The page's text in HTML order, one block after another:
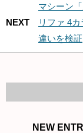
マシーン「
NEXT
リファ 4
違いを検証
NEW